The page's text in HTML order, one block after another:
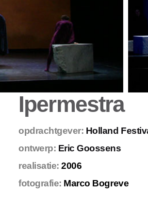
Ipermestra
opdrachtgever: Holland
ontwerp: Eric Goossens
realisatie: 2006
fotografie: Marco Bogreve